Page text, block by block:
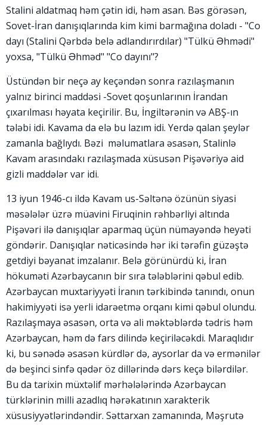
Stalini aldatmaq həm çətin idi, həm asan. Bəs görəsən,
Sovet-İran danışıqlarında kim kimi barmağına doladı - "Co
dayı (Stalini Qərbdə belə adlandırırdılar) "Tülkü Əhmədi"
yoxsa, "Tülkü Əhməd" "Co dayını"?
Üstündən bir neçə ay keçəndən sonra razılaşmanın
yalnız birinci maddəsi -Sovet qoşunlarının İrandan
çıxarılması həyata keçirilir. Bu, İngiltərənin və ABŞ-ın
tələbi idi. Kavama da elə bu lazım idi. Yerdə qalan şeylər
zamanla bağlıydı. Bəzi məlumatlara əsasən, Stalinlə
Kavam arasındakı razılaşmada xüsusən Pişəvəriyə aid
gizli maddələr var idi.
13 iyun 1946-cı ildə Kavam us-Səltənə özünün siyasi
məsələlər üzrə müavini Firuqinin rəhbərliyi altında
Pişəvəri ilə danışıqlar aparmaq üçün nümayəndə heyəti
göndərir. Danışıqlar nəticəsində hər iki tərəfin güzəştə
getdiyi bəyanat imzalanır. Belə görünürdü ki, İran
hökuməti Azərbaycanın bir sıra tələblərini qəbul edib.
Azərbaycan muxtariyyəti İranın tərkibində tanındı, onun
hakimiyyəti isə yerli idarəetmə orqanı kimi qəbul olundu.
Razılaşmaya əsasən, orta və ali məktəblərdə tədris həm
Azərbaycan, həm də fars dilində keçiriləcəkdi. Maraqlıdır
ki, bu sənədə əsasən kürdlər də, aysorlar da və ermənilər
də beşinci sinfə qədər öz dillərində dərs keçə bilərdilər.
Bu da tarixin müxtəlif mərhələlərində Azərbaycan
türklərinin milli azadlıq hərəkatının xarakterik
xüsusiyyətlərindəndir. Səttarxan zamanında, Məşrutə